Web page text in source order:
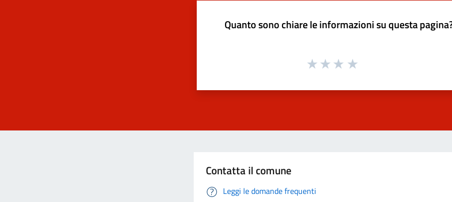
Quanto sono chiare le informazioni su questa
Contatta il comune
Leggi le domande frequenti